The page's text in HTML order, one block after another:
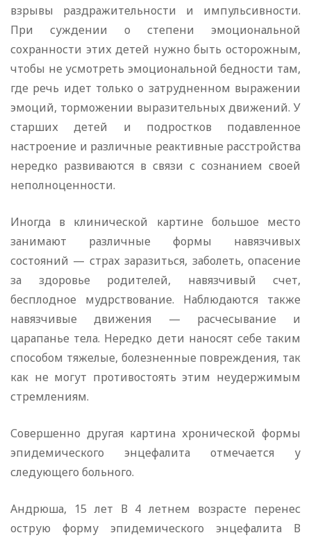
взрывы раздражительности и импульсивности.
При суждении о степени эмоциональной
сохранности этих детей нужно быть осторожным,
чтобы не усмотреть эмоциональной бедности там,
где речь идет только о затрудненном выражении
эмоций, торможении выразительных движений. У
старших детей и подростков подавленное
настроение и различные реактивные расстройства
нередко развиваются в связи с сознанием своей
неполноценности.
Иногда в клинической картине большое место
занимают различные формы навязчивых
состояний — страх заразиться, заболеть, опасение
за здоровье родителей, навязчивый счет,
бесплодное мудрствование. Наблюдаются также
навязчивые движения — расчесывание и
царапанье тела. Нередко дети наносят себе таким
способом тяжелые, болезненные повреждения, так
как не могут противостоять этим неудержимым
стремлениям.
Совершенно другая картина хронической формы
эпидемического энцефалита отмечается у
следующего больного.
Андрюша, 15 лет В 4 летнем возрасте перенес
острую форму эпидемического энцефалита В